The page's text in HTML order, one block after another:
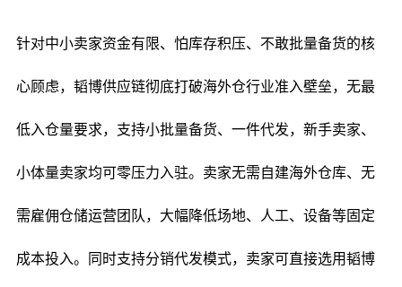
针对中小卖家资金有限、怕库存积压、不敢批量备货的核
心顾虑，韬博供应链彻底打破海外仓行业准入壁垒，无最
低入仓量要求，支持小批量备货、一件代发，新手卖家、
小体量卖家均可零压力入驻。卖家无需自建海外仓库、无
需雇佣仓储运营团队，大幅降低场地、人工、设备等固定
成本投入。同时支持分销代发模式，卖家可直接选用韬博